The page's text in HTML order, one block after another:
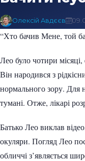
Олексій Авдєєв
“Хто бачив Мене, той
Лео було чотири
Він народився з
нормального зору. Для
тумані. Отже, лікарі
Батько Лео виклав
окуляри. Погляд Лео
обличчі з’являється